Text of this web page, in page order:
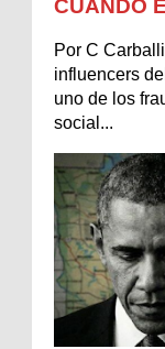
CUÁNDO
Por C
influencers
uno de los
social...